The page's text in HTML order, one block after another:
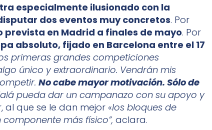
especialmente ilusionado con la
dos eventos muy concretos. Por
prevista en Madrid a finales de mayo. Por
absoluto, fijado en Barcelona entre el 17
primeras grandes competiciones
único y extraordinario. Vendrán mis
No cabe mayor motivación. Sólo de
pueda dar un campanazo con su apoyo y
que se le dan mejor «los bloques de
más físico”, aclara.